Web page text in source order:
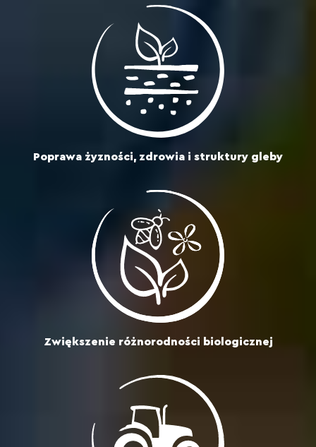
Poprawa żyzności, zdrowia i struktury gleby
Zwiększenie różnorodności biologicznej